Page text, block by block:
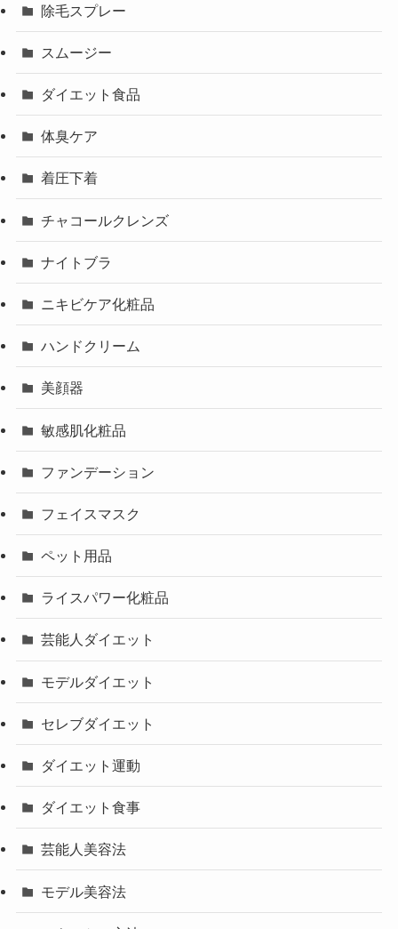
除毛スプレー
スムージー
ダイエット食品
体臭ケア
着圧下着
チャコールクレンズ
ナイトブラ
ニキビケア化粧品
ハンドクリーム
美顔器
敏感肌化粧品
ファンデーション
フェイスマスク
ペット用品
ライスパワー化粧品
芸能人ダイエット
モデルダイエット
セレブダイエット
ダイエット運動
ダイエット食事
芸能人美容法
モデル美容法